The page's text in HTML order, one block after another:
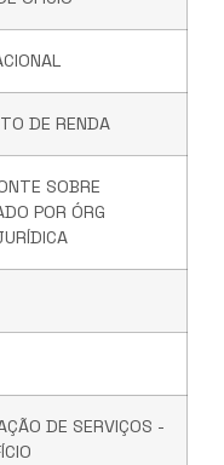
DE RENDA
SOBRE
POR ÓRG
DE SERVIÇOS -